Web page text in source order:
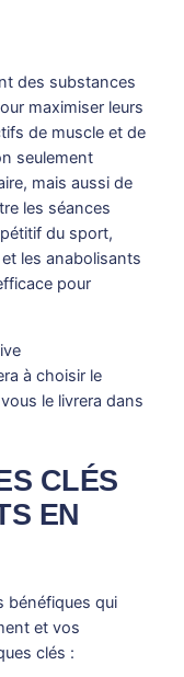
des substances
maximiser leurs
de muscle et de
seulement
mais aussi de
les séances
du sport,
les anabolisants
pour
à choisir le
le livrera dans
CLÉS
EN
bénéfiques qui
et vos
clés :